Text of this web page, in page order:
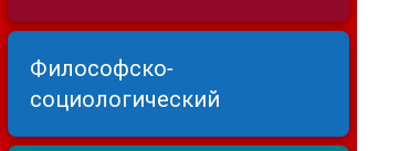
Философско-
социологический